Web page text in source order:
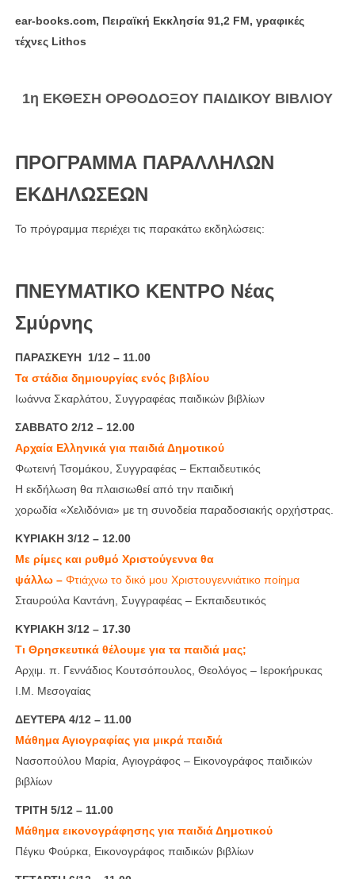
ear-books.com, Πειραϊκή Εκκλησία 91,2 FM, γραφικές
τέχνες Lithos
1η ΕΚΘΕΣΗ ΟΡΘΟΔΟΞΟΥ ΠΑΙΔΙΚΟΥ ΒΙΒΛΙΟΥ
ΠΡΟΓΡΑΜΜΑ ΠΑΡΑΛΛΗΛΩΝ
ΕΚΔΗΛΩΣΕΩΝ
Το πρόγραμμα περιέχει τις παρακάτω εκδηλώσεις:
ΠΝΕΥΜΑΤΙΚΟ ΚΕΝΤΡΟ Νέας
Σμύρνης
ΠΑΡΑΣΚΕΥΗ 1/12 – 11.00
Τα στάδια δημιουργίας ενός βιβλίου
Ιωάννα Σκαρλάτου, Συγγραφέας παιδικών βιβλίων
ΣΑΒΒΑΤΟ 2/12 – 12.00
Αρχαία Ελληνικά για παιδιά Δημοτικού
Φωτεινή Τσομάκου, Συγγραφέας – Εκπαιδευτικός
Η εκδήλωση θα πλαισιωθεί από την παιδική
χορωδία «Χελιδόνια» με τη συνοδεία παραδοσιακής ορχήστρας.
ΚΥΡΙΑΚΗ 3/12 – 12.00
Με ρίμες και ρυθμό Χριστούγεννα θα
ψάλλω – Φτιάχνω το δικό μου Χριστουγεννιάτικο ποίημα
Σταυρούλα Καντάνη, Συγγραφέας – Εκπαιδευτικός
ΚΥΡΙΑΚΗ 3/12 – 17.30
Τι Θρησκευτικά θέλουμε για τα παιδιά μας;
Αρχιμ. π. Γεννάδιος Κουτσόπουλος, Θεολόγος – Ιεροκήρυκας
Ι.Μ. Μεσογαίας
ΔΕΥΤΕΡΑ 4/12 – 11.00
Μάθημα Αγιογραφίας για μικρά παιδιά
Νασοπούλου Μαρία, Αγιογράφος – Εικονογράφος παιδικών
βιβλίων
ΤΡΙΤΗ 5/12 – 11.00
Μάθημα εικονογράφησης για παιδιά Δημοτικού
Πέγκυ Φούρκα, Εικονογράφος παιδικών βιβλίων